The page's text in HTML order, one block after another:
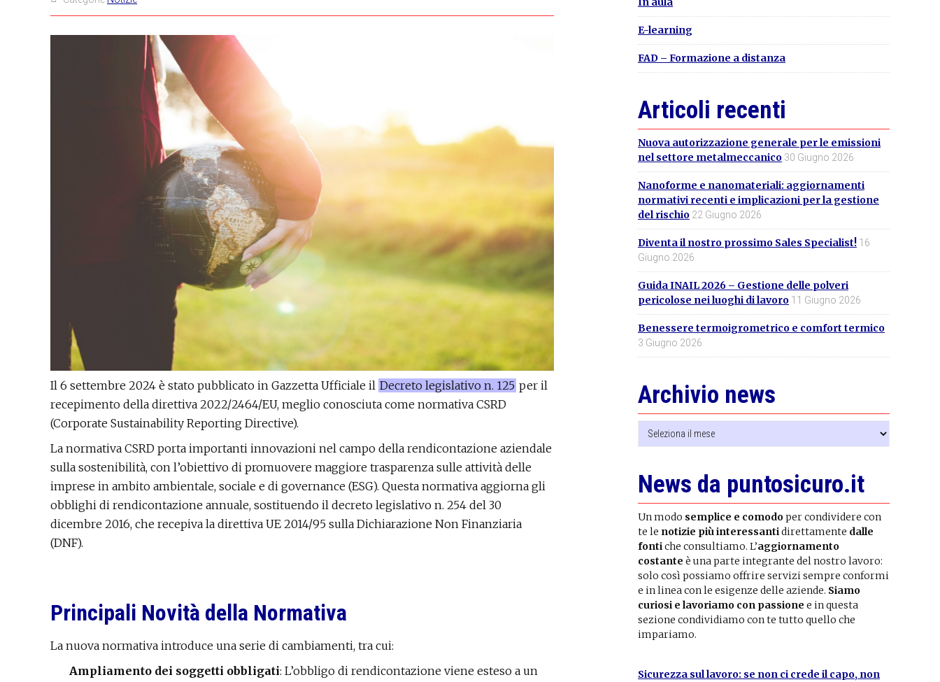
Il 6 settembre 2024 è stato pubblicato in Gazzetta Ufficiale il Decreto legislativo n. 125 per il
recepimento della direttiva 2022/2464/EU, meglio conosciuta come normativa CSRD
(Corporate Sustainability Reporting Directive).
La normativa CSRD porta importanti innovazioni nel campo della rendicontazione aziendale
sulla sostenibilità, con l’obiettivo di promuovere maggiore trasparenza sulle attività delle
imprese in ambito ambientale, sociale e di governance (ESG). Questa normativa aggiorna gli
obblighi di rendicontazione annuale, sostituendo il decreto legislativo n. 254 del 30
dicembre 2016, che recepiva la direttiva UE 2014/95 sulla Dichiarazione Non Finanziaria
(DNF).
Principali Novità della Normativa
La nuova normativa introduce una serie di cambiamenti, tra cui:
Ampliamento dei soggetti obbligati: L’obbligo di rendicontazione viene esteso a un
E-learning
FAD – Formazione a distanza
Articoli recenti
Nuova autorizzazione generale per le emissioni
nel settore metalmeccanico 30 Giugno 2026
Nanoforme e nanomateriali: aggiornamenti
normativi recenti e implicazioni per la gestione
del rischio 22 Giugno 2026
Diventa il nostro prossimo Sales Specialist! 16
Giugno 2026
Guida INAIL 2026 – Gestione delle polveri
pericolose nei luoghi di lavoro 11 Giugno 2026
Benessere termoigrometrico e comfort termico
3 Giugno 2026
Archivio news
Archivio
news
News da puntosicuro.it
Un modo semplice e comodoper condividere con
te le notizie più interessantidirettamente dalle
fontiche consultiamo. L’aggiornamento
costante è una parte integrante del nostro lavoro:
solo così possiamo offrire servizi sempre conformi
e in linea con le esigenze delle aziende. Siamo
curiosi e lavoriamo con passione e in questa
sezione condividiamo con te tutto quello che
impariamo.
Sicurezza sul lavoro: se non ci crede il capo, non